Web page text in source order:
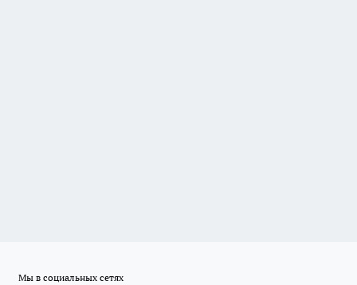
Мы в социальных сетях